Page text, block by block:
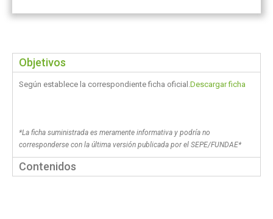
Objetivos
Según establece la correspondiente ficha oficial.Descargar ficha
*La ficha suministrada es meramente informativa y podría no
corresponderse con la última versión publicada por el SEPE/FUNDAE*
Contenidos